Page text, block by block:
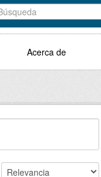
Acerca de